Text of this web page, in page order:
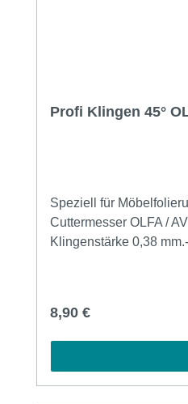
Profi Klingen 45°
Speziell für
Cuttermesser OLFA /
Klingenstärke 0,38 mm.- 45° Klinge- Sehr präzise durch 45°- Winkel- beidseitig geschliffener Winkel.- Auch
Regulärer Preis:
8,90 €